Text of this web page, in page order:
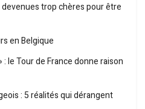
trop chères pour être
en Belgique
: le Tour de France donne raison
: 5 réalités qui dérangent